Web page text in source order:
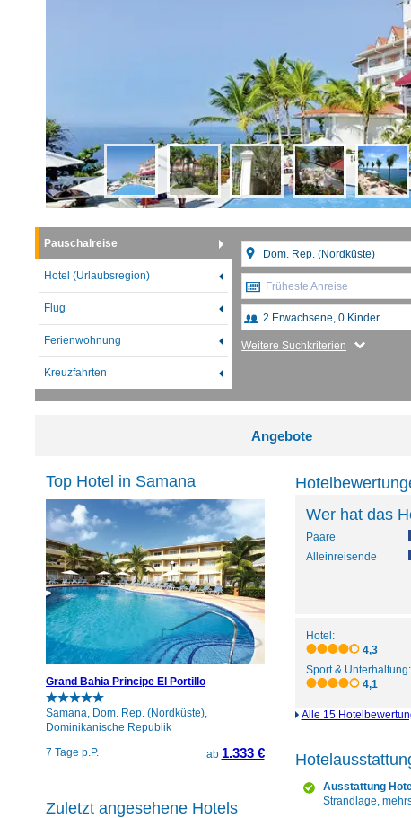
Pauschalreise
Hotel (Urlaubsregion)
Flug
Ferienwohnung
Kreuzfahrten
Früheste Anreise
Weitere Suchkriterien
Angebote
Wer hat das
Paare
Alleinreisende
Hotel:
4,3
Sport & Unterhaltung:
4,1
Alle 15
Ausstattung
Strandlage,
Top Hotel in Samana
Grand Bahia Principe El Portillo
Samana, Dom. Rep. (Nordküste),
Dominikanische Republik
7 Tage p.P.
ab 1.333 €
Zuletzt angesehene Hotels